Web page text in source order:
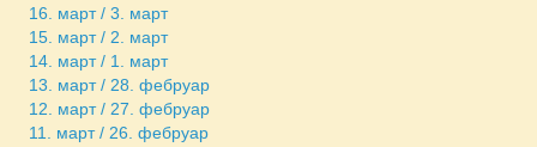
16. март / 3. март
15. март / 2. март
14. март / 1. март
13. март / 28. фебруар
12. март / 27. фебруар
11. март / 26. фебруар